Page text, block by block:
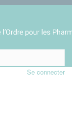
Se connecter